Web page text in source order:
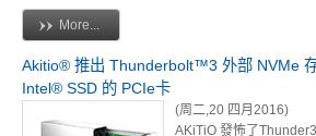
名人推荐
技术支持
More...
Akitio® 推出 Thunderbolt™3 外部 NVMe
Intel® SSD 的 PCIe卡
(周二,20 四月2016)
AKiTiO 發怖了